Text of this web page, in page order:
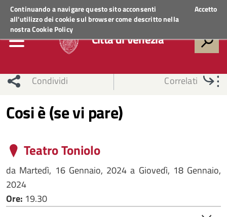
Continuando a navigare questo sito acconsenti
all'utilizzo dei cookie sul browser come descritto nella
nostraCookie Policy
Accetto
Regione VenetoACCEDI AI SERVIZI
Città di Venezia
Condividi Correlati
Cosi è (se vi pare)
Teatro Toniolo
da Martedì, 16 Gennaio, 2024 a Giovedì, 18 Gennaio,
2024
Ore: 19.30